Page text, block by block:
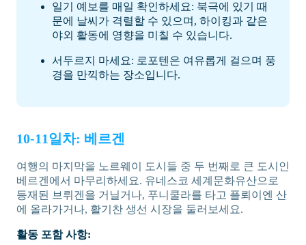
일기 예보를 매일 확인하세요: 북극에 있기 때
문에 날씨가 격렬할 수 있으며, 하이킹과 같은
야외 활동에 영향을 미칠 수 있습니다.
서두르지 마세요: 로포텐은 여유롭게 걸으며 풍
경을 만끽하는 장소입니다.
10-11일차: 베르겐
여행의 마지막을 노르웨이 도시들 중 두 번째로 큰 도시인
베르겐에서 마무리하세요. 유네스코 세계문화유산으로
등재된 브뤼겐을 거닐거나, 푸니쿨라를 타고 플뢰이엔 산
에 올라가거나, 활기찬 생선 시장을 둘러보세요.
활동 포함 사항: